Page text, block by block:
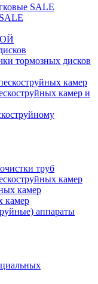
SALE
тормозных дисков
камер
камер и
труб
камер
камер
камер
аппараты